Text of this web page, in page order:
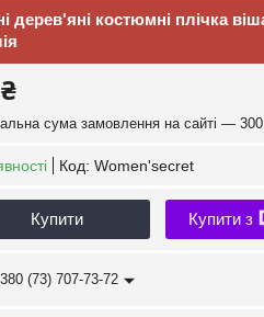
дерев'яні костюмні плічка
сума замовлення на сайті —
Код: Women'secret
Купити Купити з
(73) 707-73-72